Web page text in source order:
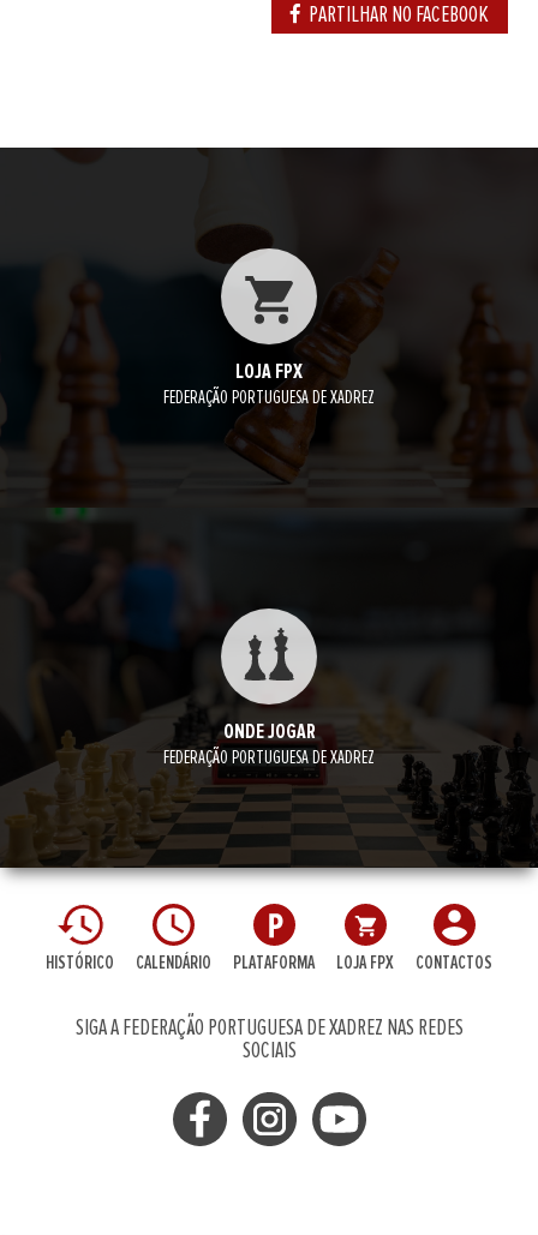
PARTILHAR NO FACEBOOK
LOJA FPX
FEDERAÇÃO PORTUGUESA DE XADREZ
ONDE JOGAR
FEDERAÇÃO PORTUGUESA DE XADREZ
HISTÓRICO CALENDÁRIO PLATAFORMA LOJA FPX CONTACTOS
SIGA A FEDERAÇÃO PORTUGUESA DE XADREZ NAS REDES
SOCIAIS